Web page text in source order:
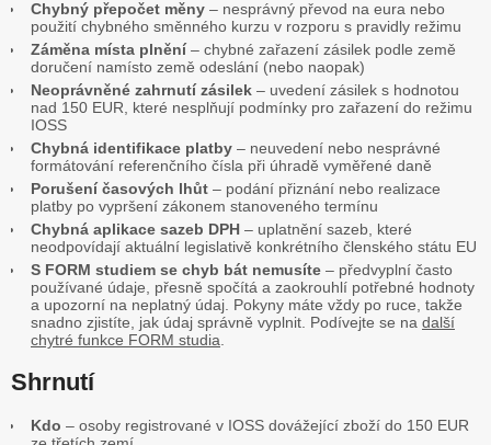
Chybný přepočet měny – nesprávný převod na eura nebo
použití chybného směnného kurzu v rozporu s pravidly režimu
Záměna místa plnění– chybné zařazení zásilek podle země
doručení namísto země odeslání (nebo naopak)
Neoprávněné zahrnutí zásilek – uvedení zásilek s hodnotou
nad 150 EUR, které nesplňují podmínky pro zařazení do režimu
IOSS
Chybná identifikace platby – neuvedení nebo nesprávné
formátování referenčního čísla při úhradě vyměřené daně
Porušení časových lhůt – podání přiznání nebo realizace
platby po vypršení zákonem stanoveného termínu
Chybná aplikace sazeb DPH – uplatnění sazeb, které
neodpovídají aktuální legislativě konkrétního členského státu EU
S FORM studiem se chyb bát nemusíte – předvyplní často
používané údaje, přesně spočítá a zaokrouhlí potřebné hodnoty
a upozorní na neplatný údaj. Pokyny máte vždy po ruce, takže
snadno zjistíte, jak údaj správně vyplnit. Podívejte se na další
chytré funkce FORM studia
Shrnutí
Kdo – osoby registrované v IOSS dovážející zboží do 150 EUR